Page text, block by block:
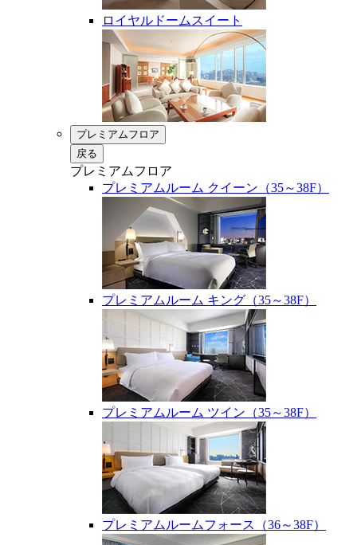
ロイヤルドームスイート
プレミアムフロア
戻る
プレミアムフロア
プレミアムルーム クイーン（35～38F）
プレミアムルーム キング（35～38F）
プレミアムルーム ツイン（35～38F）
プレミアムルームフォース（36～38F）